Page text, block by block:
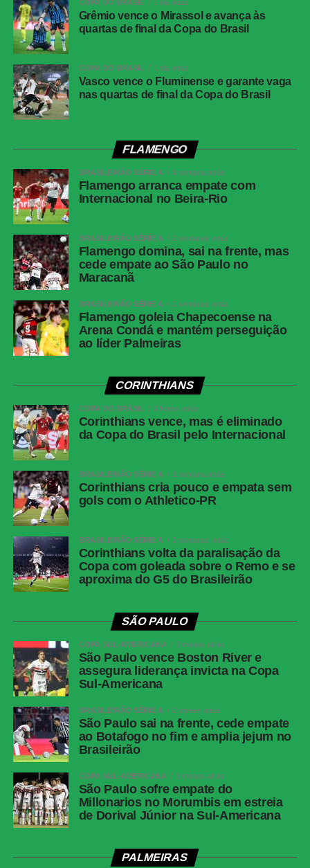
Jorginho e Arrascaeta; Carrascal, Samuel
Lino e Pedro. Técnico: Leonardo Jardim.
COMENTE ABAIXO:
WhatsApp
Messenger
LinkedIn
COPA DO BRASIL 1 dia atrás
Grêmio vence o Mirassol e avança às
quartas de final da Copa do Brasil
COPA DO BRASIL 1 dia atrás
Vasco vence o Fluminense e garante vaga
nas quartas de final da Copa do Brasil
FLAMENGO
BRASILEIRÃO SÉRIE A 1 semana atrás
Flamengo arranca empate com
Internacional no Beira-Rio
BRASILEIRÃO SÉRIE A 2 semanas atrás
Flamengo domina, sai na frente, mas
cede empate ao São Paulo no
Maracanã
BRASILEIRÃO SÉRIE A 2 semanas atrás
Flamengo goleia Chapecoense na
Arena Condá e mantém perseguição
ao líder Palmeiras
CORINTHIANS
COPA DO BRASIL 2 horas atrás
Corinthians vence, mas é eliminado
da Copa do Brasil pelo Internacional
BRASILEIRÃO SÉRIE A 1 semana atrás
Corinthians cria pouco e empata sem
gols com o Athletico-PR
BRASILEIRÃO SÉRIE A 2 semanas atrás
Corinthians volta da paralisação da
Copa com goleada sobre o Remo e se
aproxima do G5 do Brasileirão
SÃO PAULO
COPA SUL-AMERICANA 2 meses atrás
São Paulo vence Boston River e
assegura liderança invicta na Copa
Sul-Americana
BRASILEIRÃO SÉRIE A 2 meses atrás
São Paulo sai na frente, cede empate
ao Botafogo no fim e amplia jejum no
Brasileirão
COPA SUL-AMERICANA 3 meses atrás
São Paulo sofre empate do
Millonarios no Morumbis em estreia
de Dorival Júnior na Sul-Americana
PALMEIRAS